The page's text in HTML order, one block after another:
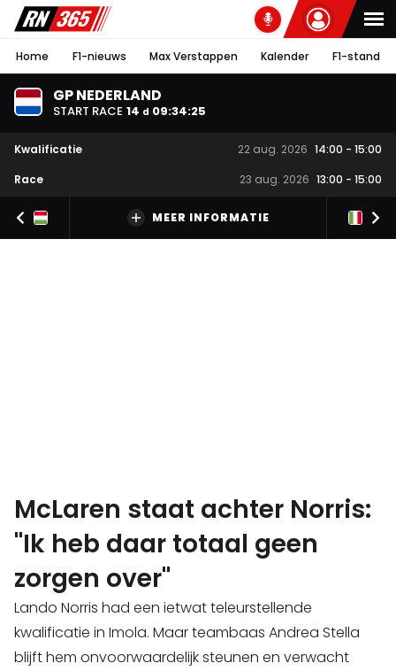
Home F1-nieuws Max Verstappen Kalender F1-stand
GP NEDERLAND
START RACE 14 d 09:34:24
Kwalificatie 22 aug. 2026 14:00 - 15:00
Race
23 aug. 2026 13:00 - 15:00
MEER INFORMATIE
McLaren staat achter Norris:
"Ik heb daar totaal geen
zorgen over"
Lando Norris had een ietwat teleurstellende
kwalificatie in Imola. Maar teambaas Andrea Stella
blijft hem onvoorwaardelijk steunen en verwacht